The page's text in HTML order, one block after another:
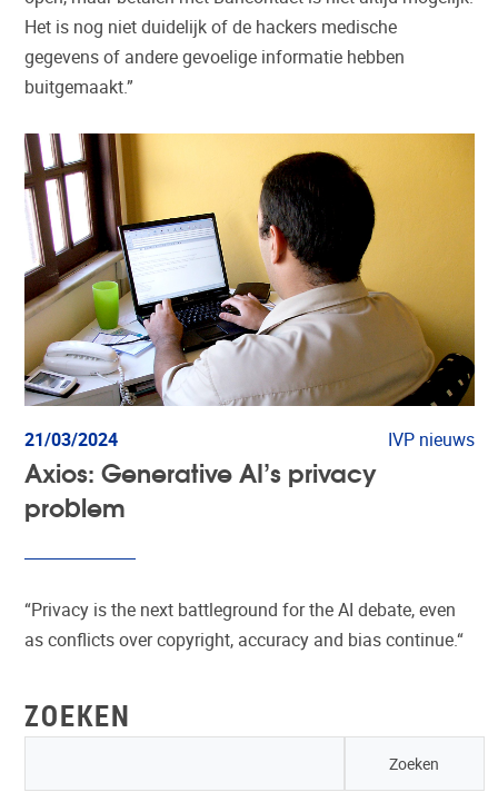
Het is nog niet duidelijk of de hackers medische
gegevens of andere gevoelige informatie hebben
buitgemaakt.”
21/03/2024 IVP nieuws
Axios: Generative AI’s privacy
problem
“Privacy is the next battleground for the AI debate, even
as conflicts over copyright, accuracy and bias continue.“
ZOEKEN